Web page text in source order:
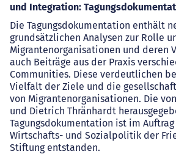
und Integration:
Die Tagungsdokumentation enthält
grundsätzlichen Analysen zur Rolle
Migrantenorganisationen und deren
auch Beiträge aus der Praxis
Communities. Diese verdeutlichen
Vielfalt der Ziele und die
von Migrantenorganisationen. Die
und Dietrich Thränhardt
Tagungsdokumentation ist im
Wirtschafts- und Sozialpolitik der
Stiftung entstanden.